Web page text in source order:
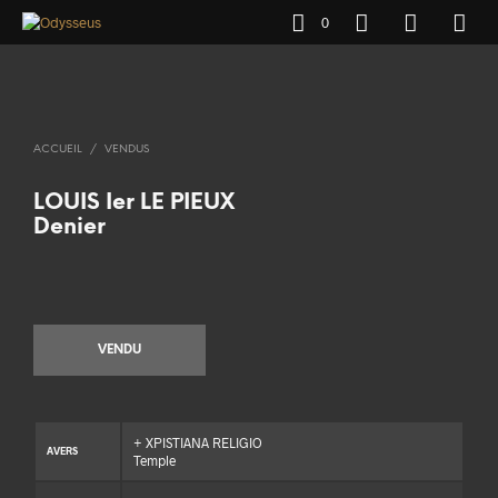
0
ACCUEIL / VENDUS
LOUIS Ier LE PIEUX
Denier
VENDU
AVERS
+ XPISTIANA RELIGIO
Temple